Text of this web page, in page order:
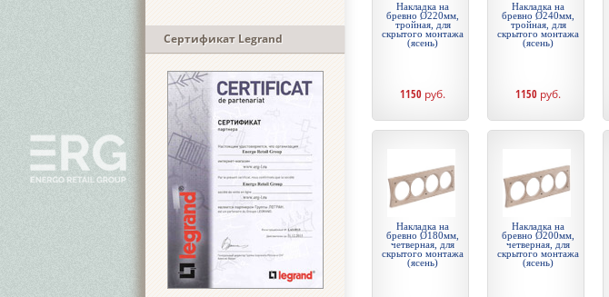
Сертификат Legrand
Накладка на
бревно Ø220мм,
тройная, для
скрытого монтажа
(ясень)
1150 руб.
Накладка на
бревно Ø240мм,
тройная, для
скрытого монтажа
(ясень)
1150 руб.
Накладка на
бревно Ø180мм,
четверная, для
скрытого монтажа
(ясень)
Накладка на
бревно Ø200мм,
четверная, для
скрытого монтажа
(ясень)